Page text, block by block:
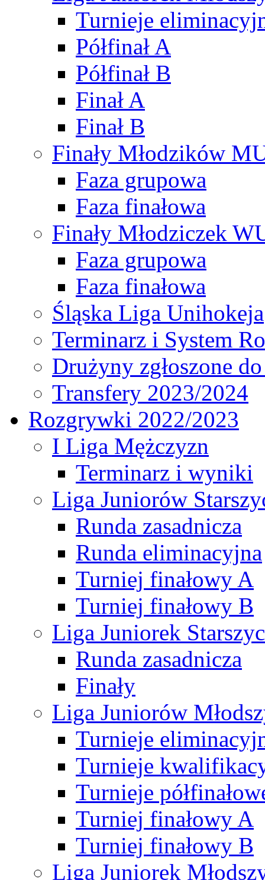
Turnieje
Półfinał A
Półfinał B
Finał A
Finał B
Finały Młodzików
Faza grupowa
Faza finałowa
Finały Młodziczek
Faza grupowa
Faza finałowa
Śląska Liga Unihokeja
Terminarz i System
Drużyny zgłoszone
Transfery 2023/2024
Rozgrywki 2022/2023
I Liga Mężczyzn
Terminarz i wyniki
Liga Juniorów
Runda zasadnicza
Runda eliminacyjna
Turniej finałowy A
Turniej finałowy B
Liga Juniorek
Runda zasadnicza
Finały
Liga Juniorów
Turnieje
Turnieje
Turnieje
Turniej finałowy A
Turniej finałowy B
Liga Juniorek